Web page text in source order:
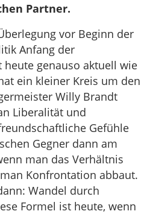
Partner.
vor Beginn der
Anfang der
heute genauso aktuell wie
ein kleiner Kreis um den
Willy Brandt
Liberalität und
Gefühle
Gegner dann am
man das Verhältnis
Konfrontation abbaut.
Wandel durch
Formel ist heute, wenn